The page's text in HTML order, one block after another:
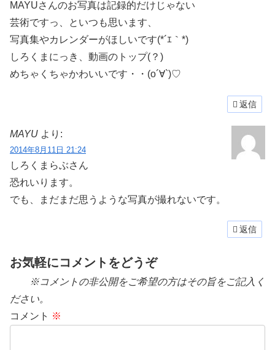
MAYUさんのお写真は記録的だけじゃない
芸術ですっ、といつも思います、
写真集やカレンダーがほしいです(*´ｴ｀*)
しろくまにっき、動画のトップ(？)
めちゃくちゃかわいいです・・(o´∀`)♡
返信
MAYU より:
2014年8月11日 21:24
しろくまらぶさん
恐れいります。
でも、まだまだ思うような写真が撮れないです。
返信
お気軽にコメントをどうぞ
※コメントの非公開をご希望の方はその旨をご記入く
ださい。
コメント ※